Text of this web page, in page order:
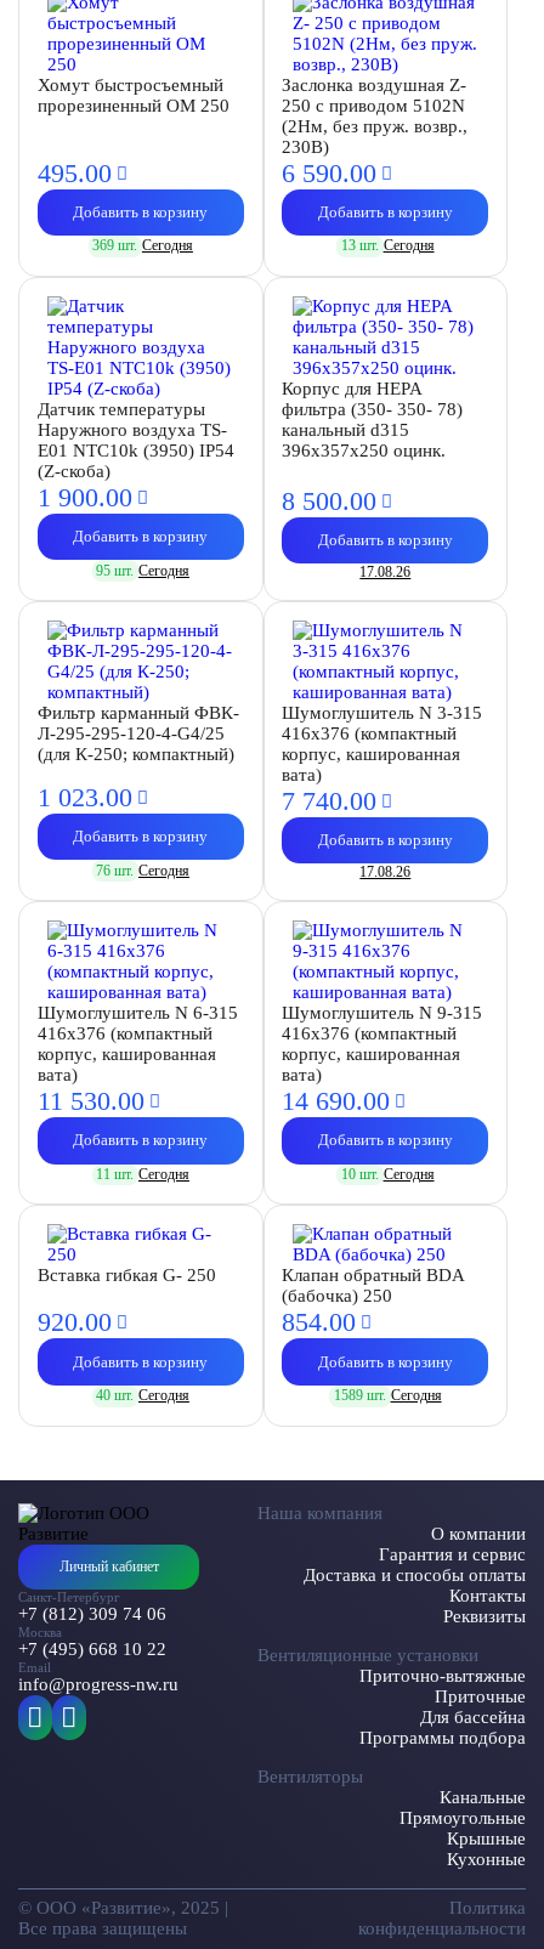
Хомут быстросъемный
прорезиненный OM 250
495.00
Добавить в корзину
369 шт. Сегодня
Заслонка воздушная Z-
250 с приводом 5102N
(2Нм, без пруж. возвр.,
230В)
6 590.00
Добавить в корзину
13 шт. Сегодня
Датчик температуры
Наружного воздуха TS-
E01 NTC10k (3950) IP54
(Z-скоба)
1 900.00
Добавить в корзину
95 шт. Сегодня
Корпус для HEPA
фильтра (350- 350- 78)
канальный d315
396х357х250 оцинк.
8 500.00
Добавить в корзину
17.08.26
Фильтр карманный ФВК-
Л-295-295-120-4-G4/25
(для К-250; компактный)
1 023.00
Добавить в корзину
76 шт. Сегодня
Шумоглушитель N 3-315
416х376 (компактный
корпус, кашированная
вата)
7 740.00
Добавить в корзину
17.08.26
Шумоглушитель N 6-315
416х376 (компактный
корпус, кашированная
вата)
11 530.00
Добавить в корзину
11 шт. Сегодня
Шумоглушитель N 9-315
416х376 (компактный
корпус, кашированная
вата)
14 690.00
Добавить в корзину
10 шт. Сегодня
Вставка гибкая G- 250
920.00
Добавить в корзину
40 шт. Сегодня
Клапан обратный BDA
(бабочка) 250
854.00
Добавить в корзину
1589 шт. Сегодня
Личный кабинет
Санкт-Петербург
+7 (812) 309 74 06
Москва
+7 (495) 668 10 22
Email
info@progress-nw.ru
Наша компания
О компании
Гарантия и сервис
Доставка и способы оплаты
Контакты
Реквизиты
Вентиляционные установки
Приточно-вытяжные
Приточные
Для бассейна
Программы подбора
Вентиляторы
Канальные
Прямоугольные
Крышные
Кухонные
© ООО «Развитие», 2025 |
Все права защищены
Политика
конфиденциальности